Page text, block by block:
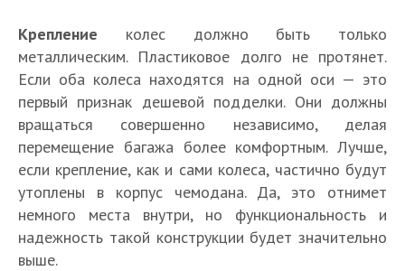
Крепление колес должно быть только
металлическим. Пластиковое долго не протянет.
Если оба колеса находятся на одной оси — это
первый признак дешевой подделки. Они должны
вращаться совершенно независимо, делая
перемещение багажа более комфортным. Лучше,
если крепление, как и сами колеса, частично будут
утоплены в корпус чемодана. Да, это отнимет
немного места внутри, но функциональность и
надежность такой конструкции будет значительно
выше.